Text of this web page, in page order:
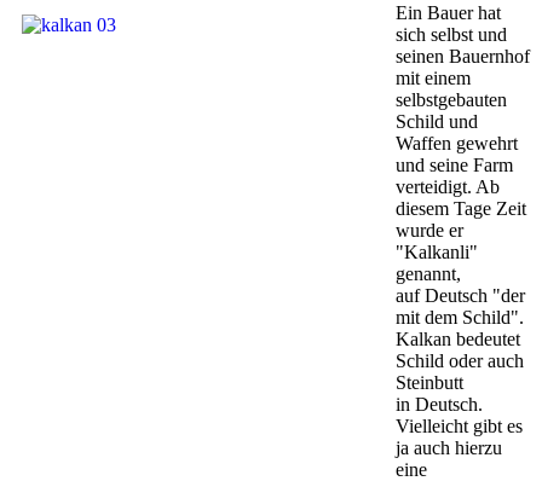
Ein Bauer hat
sich selbst und
seinen Bauernhof
mit einem
selbstgebauten
Schild und
Waffen gewehrt
und seine Farm
verteidigt. Ab
diesem Tage Zeit
wurde er
"Kalkanli"
genannt,
auf Deutsch "der
mit dem Schild".
Kalkan bedeutet
Schild oder auch
Steinbutt
in Deutsch.
Vielleicht gibt es
ja auch hierzu
eine